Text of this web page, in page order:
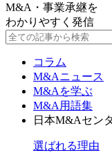
M&A・事業承継を
わかりやすく発信
コラム
M&Aニュース
M&Aを学ぶ
M&A用語集
日本M&Aセン
選ばれる理由